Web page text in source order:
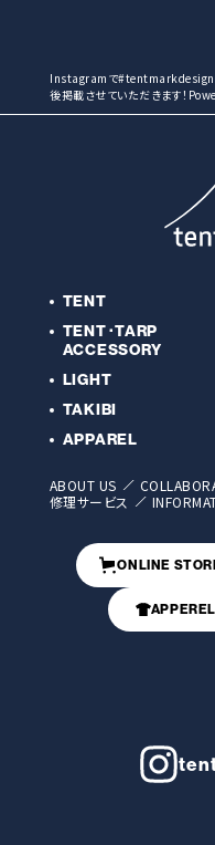
Instagramで#tentmarkdesigns
後掲載させていただきます！
TENT
TENT･TARP
ACCESSORY
LIGHT
TAKIBI
APPAREL
ABOUT US
修理サービス
ONLINE